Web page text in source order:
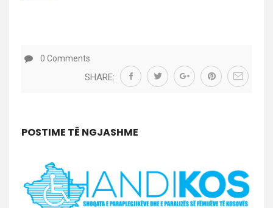
0 Comments
POSTIME TË NGJASHME